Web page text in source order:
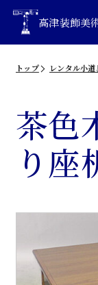
高津装飾美
トップ レンタル小道
茶色
り座